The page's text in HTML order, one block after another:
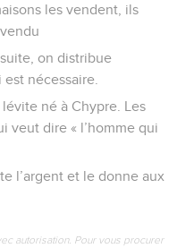
les vendent, ils
on distribue
nécessaire.
né à Chypre. Les
veut dire « l’homme qui
l’argent et le donne aux
autorisation. Pour vous procurer